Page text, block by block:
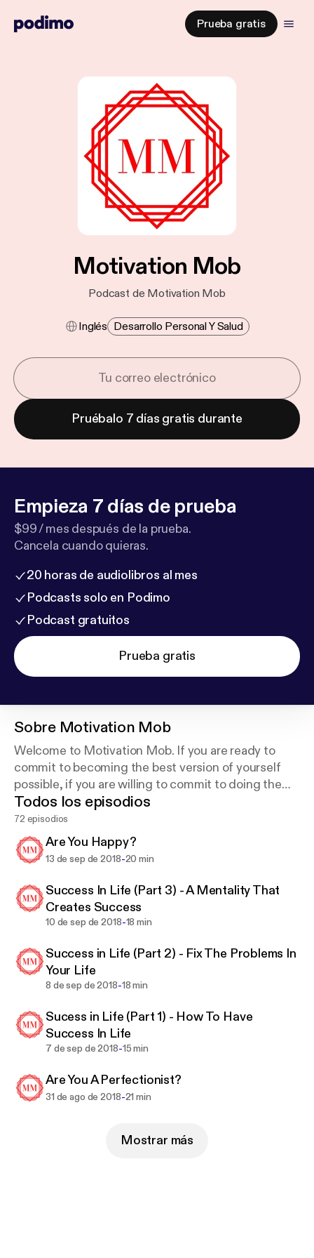
Prueba gratis
Motivation Mob
Podcast de Motivation Mob
Inglés Desarrollo Personal Y Salud
Pruébalo 7 días gratis durante
Empieza 7 días de prueba
$99 / mes después de la prueba.
Cancela cuando quieras.
20 horas de audiolibros al mes
Podcasts solo en Podimo
Podcast gratuitos
Prueba gratis
Sobre Motivation Mob
Welcome to Motivation Mob. If you are ready to
commit to becoming the best version of yourself
possible, if you are willing to commit to doing the
impossible, then this podcast is for you. Welcome to
the Mob.
Todos los episodios
72 episodios
Are You Happy?
13 de sep de 2018-20 min
Success In Life (Part 3) - A Mentality That
Creates Success
10 de sep de 2018-18 min
Success in Life (Part 2) - Fix The Problems In
Your Life
8 de sep de 2018-18 min
Sucess in Life (Part 1) - How To Have
Success In Life
7 de sep de 2018-15 min
Are You A Perfectionist?
31 de ago de 2018-21 min
Mostrar más